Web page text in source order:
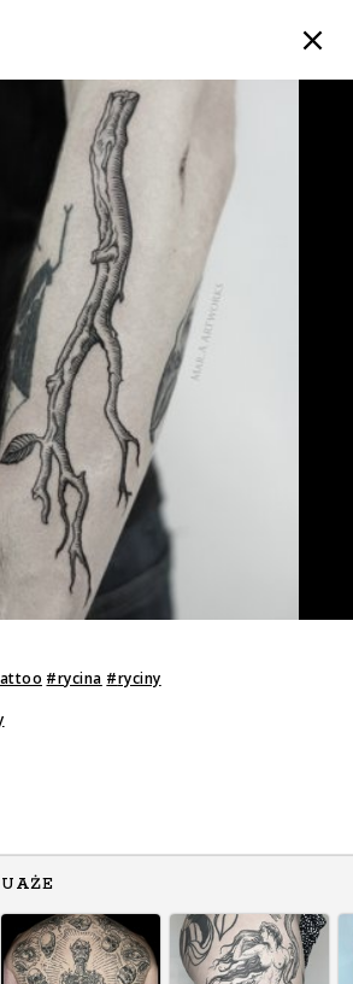
Mara
Warszawa
/ Dotwork / Gotycki / Grawiura / Ryciny /
work / Fineline / Outline
WIADOMOŚĆ
#rycina #ryciny